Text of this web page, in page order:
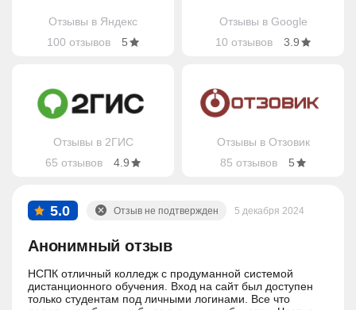
Отзывы в Яндекс
100 отзывов
5
Отзывы в Google
10 отзывов
3.9
Отзывы в 2ГИС
65 отзывов
4.9
Отзывы в Отзовик
85 отзывов
5
5.0
Анонимный отзыв
5 декабря 2024
Отзыв не подтвержден
НСПК отличный колледж с продуманной системой
дистанционного обучения. Вход на сайт был доступен
только студентам под личными логинами. Все что